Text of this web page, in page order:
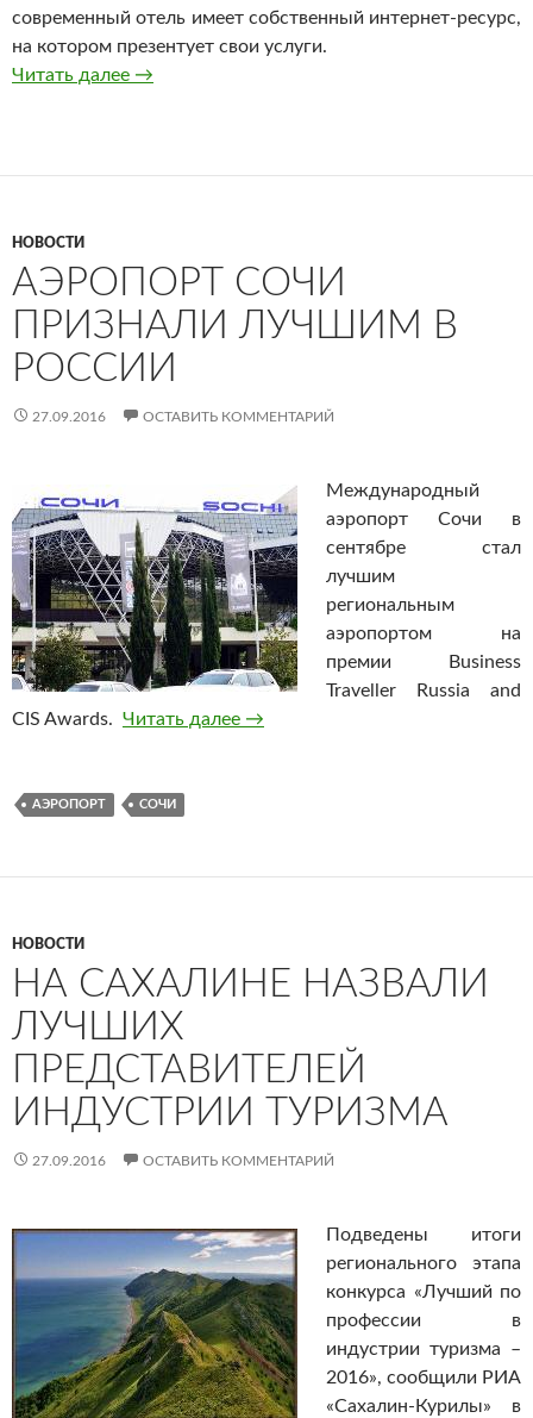
современный отель имеет собственный интернет-ресурс,
на котором презентует свои услуги.
Читать далее Отель Lavilia
→
НОВОСТИ
АЭРОПОРТ СОЧИ
ПРИЗНАЛИ ЛУЧШИМ В
РОССИИ
27.09.2016 ОСТАВИТЬ КОММЕНТАРИЙ
Международный
аэропорт Сочи в
сентябре стал
лучшим
региональным
аэропортом на
премии Business
Traveller Russia and
CIS Awards. Читать далее Аэропорт Сочи признали
→
АЭРОПОРТ СОЧИ
НОВОСТИ
НА САХАЛИНЕ НАЗВАЛИ
ЛУЧШИХ
ПРЕДСТАВИТЕЛЕЙ
ИНДУСТРИИ ТУРИЗМА
27.09.2016 ОСТАВИТЬ КОММЕНТАРИЙ
Подведены итоги
регионального этапа
конкурса «Лучший по
профессии в
индустрии туризма –
2016», сообщили РИА
«Сахалин-Курилы» в